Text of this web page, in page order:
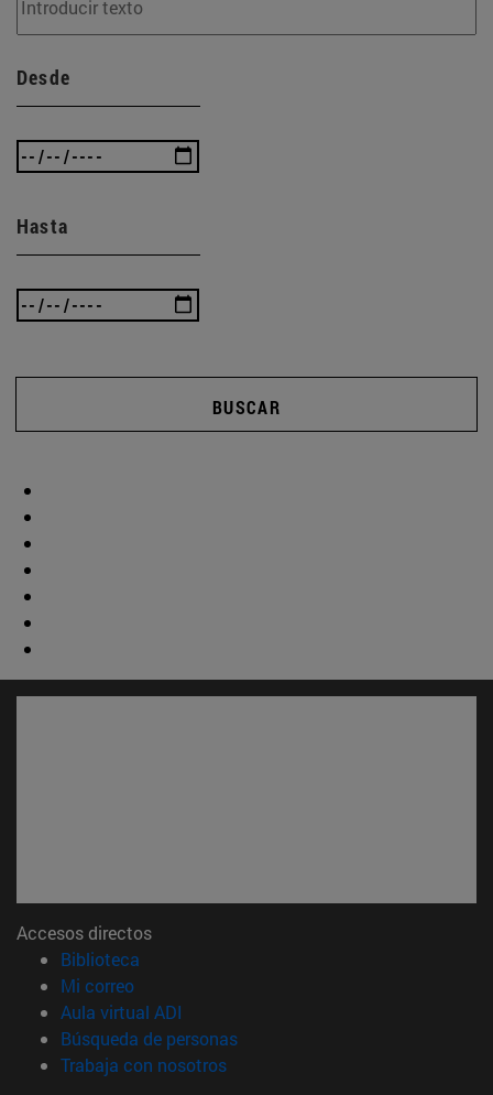
Desde
Hasta
BUSCAR
Accesos directos
Biblioteca
Mi correo(abre en nueva ventana)
Aula virtual ADI
Búsqueda de personas(abre en nueva ventana)
Trabaja con nosotros(abre en nueva ventana)